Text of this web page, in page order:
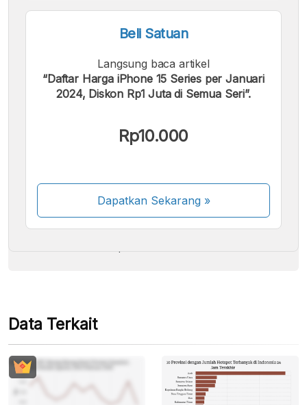
Beli Satuan
Langsung baca artikel
“Daftar Harga iPhone 15 Series per Januari
2024, Diskon Rp1 Juta di Semua Seri”.
Rp10.000
Dapatkan Sekarang»
Kami menerima pembayaran berikut:
Beberapa metode pembayaran masih dalam
Data Terkait